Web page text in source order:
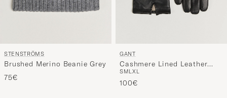
STENSTRÖMS
Brushed Merino Beanie Grey
75€
GANT
Cashmere Lined Leather
Glove Black
SMLXL
100€